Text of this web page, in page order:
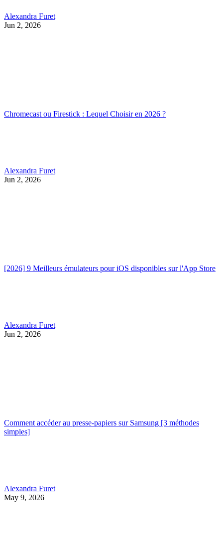
Alexandra Furet
Jun 2, 2026
Chromecast ou Firestick : Lequel Choisir en 2026 ?
Alexandra Furet
Jun 2, 2026
[2026] 9 Meilleurs émulateurs pour iOS disponibles sur l'App Store
Alexandra Furet
Jun 2, 2026
Comment accéder au presse-papiers sur Samsung [3 méthodes
simples]
Alexandra Furet
May 9, 2026